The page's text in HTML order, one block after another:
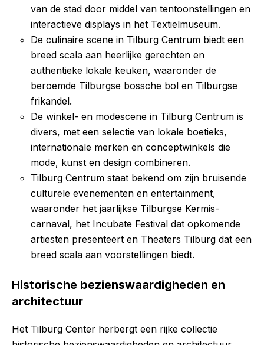
van de stad door middel van tentoonstellingen en
interactieve displays in het Textielmuseum.
De culinaire scene in Tilburg Centrum biedt een
breed scala aan heerlijke gerechten en
authentieke lokale keuken, waaronder de
beroemde Tilburgse bossche bol en Tilburgse
frikandel.
De winkel- en modescene in Tilburg Centrum is
divers, met een selectie van lokale boetieks,
internationale merken en conceptwinkels die
mode, kunst en design combineren.
Tilburg Centrum staat bekend om zijn bruisende
culturele evenementen en entertainment,
waaronder het jaarlijkse Tilburgse Kermis-
carnaval, het Incubate Festival dat opkomende
artiesten presenteert en Theaters Tilburg dat een
breed scala aan voorstellingen biedt.
Historische bezienswaardigheden en
architectuur
Het Tilburg Center herbergt een rijke collectie